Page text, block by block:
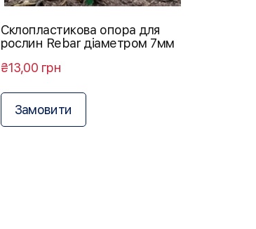
Склопластикова опора для
рослин Rebar діаметром 7мм
₴13,00 грн
Замовити